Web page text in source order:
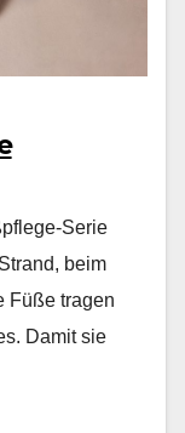
Serie
beim
Füße tra­gen
Damit sie